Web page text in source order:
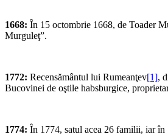
1668: În 15 octombrie 1668, de Toader
Murguleţ”.
1772: Recensământul lui Rumeanţev[1],
Bucovinei de oştile habsburgice,
1774: În 1774, satul acea 26 familii, iar în